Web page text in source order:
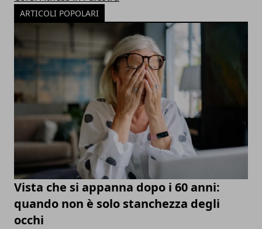
ARTICOLI POPOLARI
Vista che si appanna dopo i 60 anni:
quando non è solo stanchezza degli
occhi